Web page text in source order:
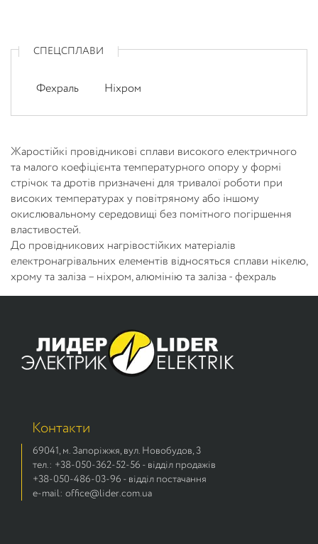
СПЕЦСПЛАВИ
Фехраль Ніхром
Жаростійкі провідникові сплави високого електричного
та малого коефіцієнта температурного опору у формі
стрічок та дротів призначені для тривалої роботи при
високих температурах у повітряному або іншому
окислювальному середовищі без помітного погіршення
властивостей.
До провідникових нагрівостійких матеріалів
електронагрівальних елементів відносяться сплави нікелю,
хрому та заліза – ніхром, алюмінію та заліза - фехраль
Контакти
69041, м. Запоріжжя, вул. Новобудов, 3
тел.: +38-050-362-52-56 - відділ продажів
+38-050-486-03-96 - відділ постачання
e-mail: office@lider.com.ua